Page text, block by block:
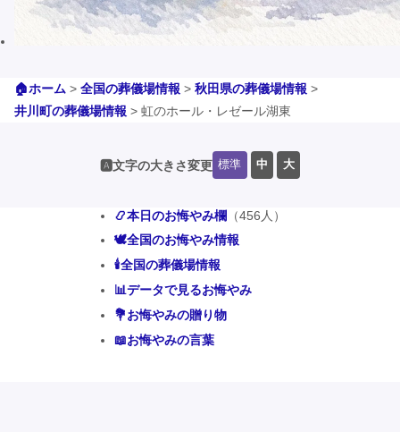
🏠ホーム > 全国の葬儀場情報 > 秋田県の葬儀場情報 >
井川町の葬儀場情報 > 虹のホール・レゼール湖東
🅰️文字の大きさ変更 標準 中 大
📿本日のお悔やみ欄 （456人）
🕊️全国のお悔やみ情報
🕯️全国の葬儀場情報
📊データで見るお悔やみ
💐お悔やみの贈り物
📖お悔やみの言葉